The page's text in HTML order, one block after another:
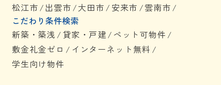
松江市 / 出雲市 /大田市 / 安来市 /雲南市 /
こだわり条件検索
新築・築浅 / 貸家・戸建/ ペット可物件 /
敷金礼金ゼロ / インターネット無料 /
学生向け物件